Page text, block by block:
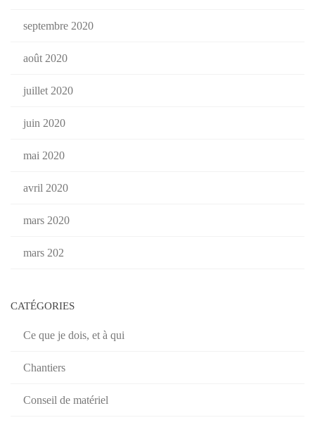
septembre 2020
août 2020
juillet 2020
juin 2020
mai 2020
avril 2020
mars 2020
mars 202
CATÉGORIES
Ce que je dois, et à qui
Chantiers
Conseil de matériel